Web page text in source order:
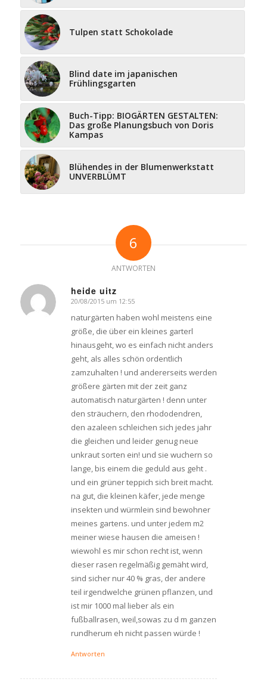
Tulpen statt Schokolade
Blind date im japanischen
Frühlingsgarten
Buch-Tipp: BIOGÄRTEN GESTALTEN:
Das große Planungsbuch von Doris
Kampas
Blühendes in der Blumenwerkstatt
UNVERBLÜMT
6
ANTWORTEN
heide uitz
says:
20/08/2015 um 12:55
naturgärten haben wohl meistens eine
größe, die über ein kleines garterl
hinausgeht, wo es einfach nicht anders
geht, als alles schön ordentlich
zamzuhalten ! und andererseits werden
größere gärten mit der zeit ganz
automatisch naturgärten ! denn unter
den sträuchern, den rhododendren,
den azaleen schleichen sich jedes jahr
die gleichen und leider genug neue
unkraut sorten ein! und sie wuchern so
lange, bis einem die geduld aus geht .
und ein grüner teppich sich breit macht.
na gut, die kleinen käfer, jede menge
insekten und würmlein sind bewohner
meines gartens. und unter jedem m2
meiner wiese hausen die ameisen !
wiewohl es mir schon recht ist, wenn
dieser rasen regelmäßig gemäht wird,
sind sicher nur 40 % gras, der andere
teil irgendwelche grünen pflanzen, und
ist mir 1000 mal lieber als ein
fußballrasen, weil,sowas zu d m ganzen
rundherum eh nicht passen würde !
Antworten